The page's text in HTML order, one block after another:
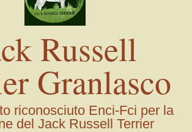
Russell
Granlasco
riconosciuto Enci-Fci per la
del Jack Russell Terrier